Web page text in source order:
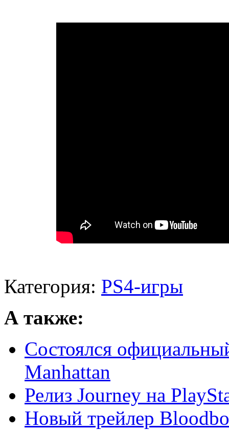
Категория: PS4-игры
А также:
Состоялся
Manhattan
Релиз Journey на
Новый трейлер